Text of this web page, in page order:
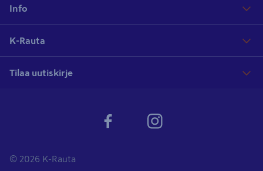
Info
K-Rauta
Tilaa uutiskirje
© 2026 K-Rauta